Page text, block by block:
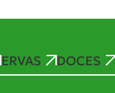
ERVAS DOCES